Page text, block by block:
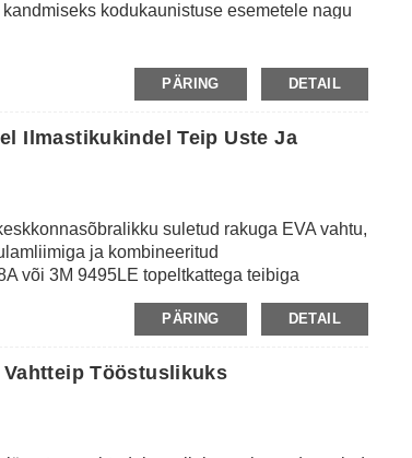
kodukaunistuse esemetele nagu
PÄRING DETAIL
Ilmastikukindel Teip Uste Ja
suletud rakuga EVA vahtu,
ja kombineeritud
või 3M 9495LE topeltkattega teibiga
ja heli neeldumine.Tavaliselt
põrutuskindel.Seda kasutatakse ka
paigaldamiseks.
PÄRING DETAIL
Tööstuslikuks